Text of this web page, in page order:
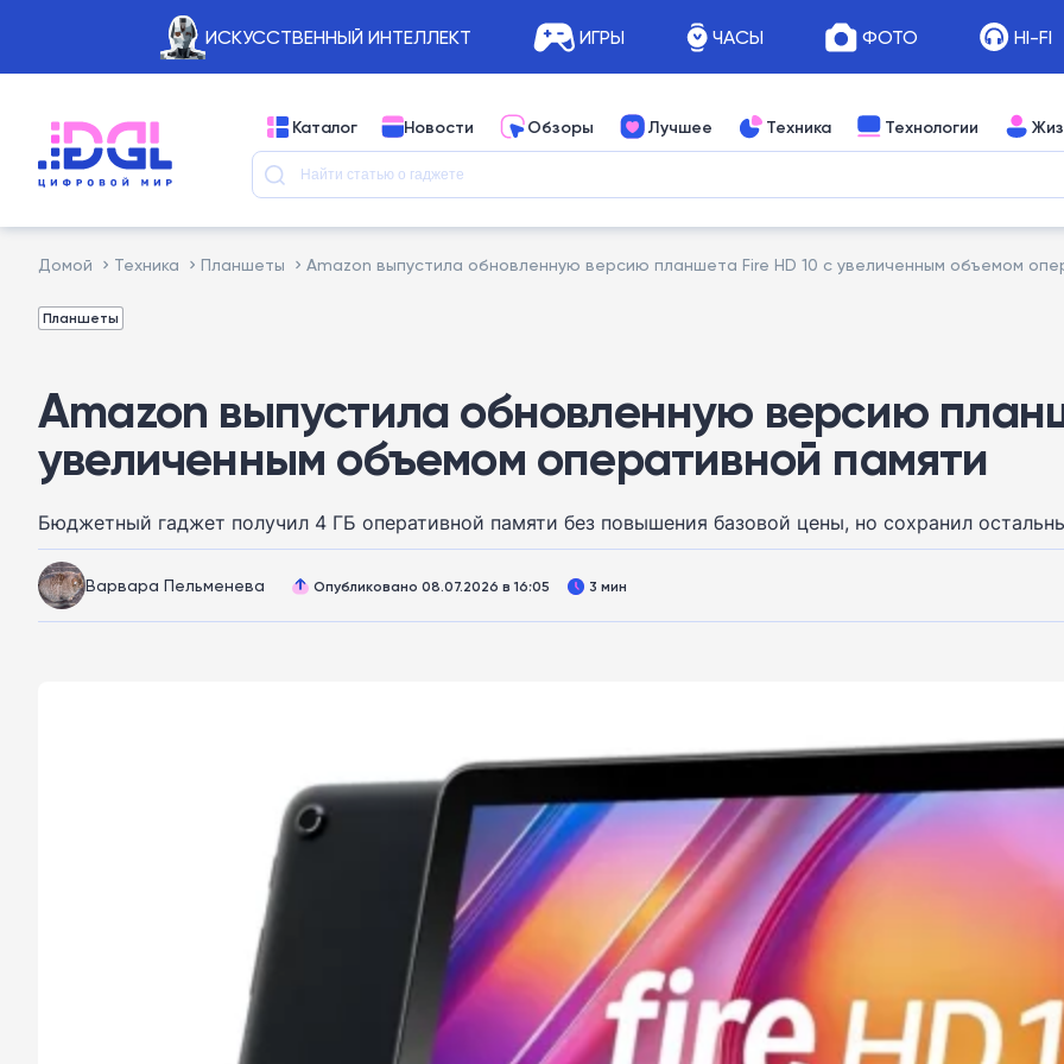
ИСКУССТВЕННЫЙ ИНТЕЛЛЕКТ ИГРЫ ЧАСЫ ФОТО HI-FI
Каталог Новости Обзоры Лучшее Техника Технологии
Домой Техника Планшеты Amazon выпустила обновленную версию планшета Fire HD 10 с увеличенным объемом
Планшеты
Amazon выпустила обновленную версию
увеличенным объемом оперативной памяти
Бюджетный гаджет получил 4 ГБ оперативной памяти без повышения базовой цены, но сохранил
Варвара Пельменева Опубликовано 08.07.2026 в 16:05 3 мин